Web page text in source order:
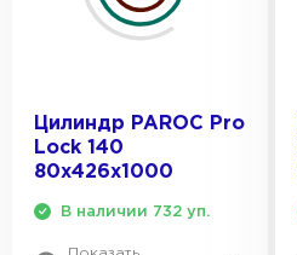
Цилиндр PAROC Pro
Lock 140
80х426х1000
В наличии 732 уп.